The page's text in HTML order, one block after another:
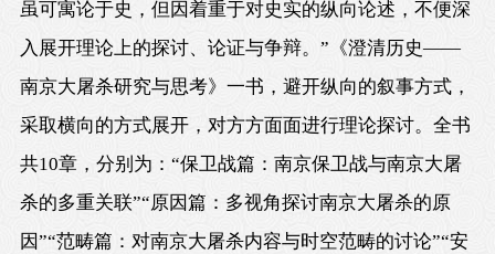
虽可寓论于史，但因着重于对史实的纵向论述，不便深
入展开理论上的探讨、论证与争辩。”《澄清历史——
南京大屠杀研究与思考》一书，避开纵向的叙事方式，
采取横向的方式展开，对方方面面进行理论探讨。全书
共10章，分别为：“保卫战篇：南京保卫战与南京大屠
杀的多重关联”“原因篇：多视角探讨南京大屠杀的原
因”“范畴篇：对南京大屠杀内容与时空范畴的讨论”“安